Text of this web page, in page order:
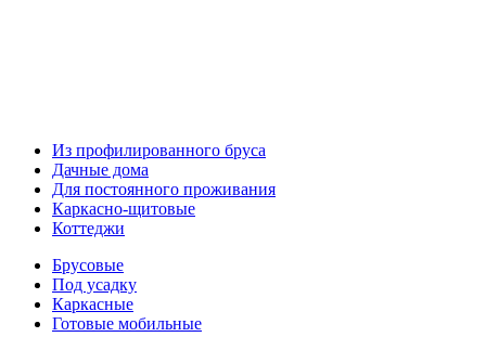
Из профилированного бруса
Дачные дома
Для постоянного проживания
Каркасно-щитовые
Коттеджи
Брусовые
Под усадку
Каркасные
Готовые мобильные